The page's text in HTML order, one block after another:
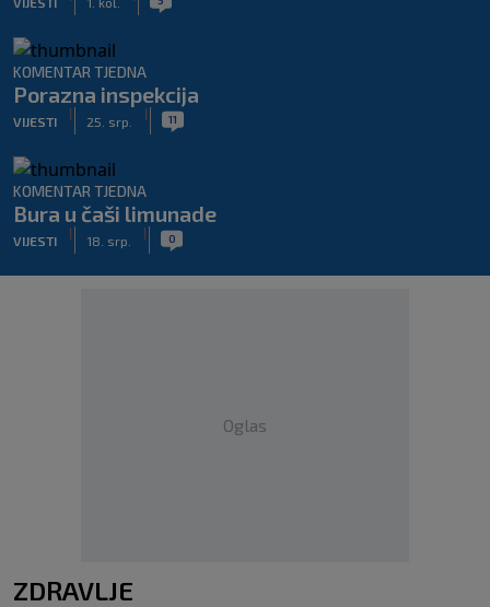
KOMENTAR TJEDNA
Porazna inspekcija
VIJESTI
|
25. srp.
| 11
KOMENTAR TJEDNA
Bura u čaši limunade
VIJESTI
|
18. srp.
| 0
Oglas
ZDRAVLJE